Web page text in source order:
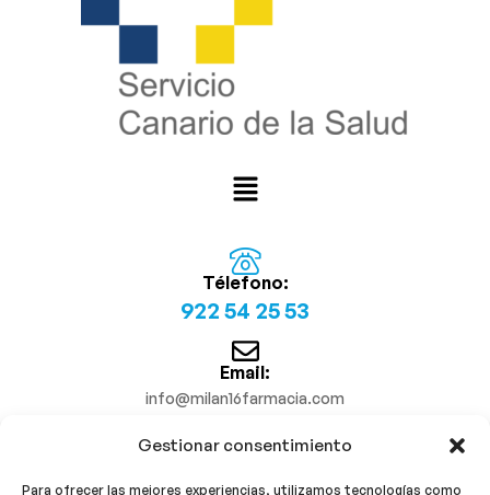
Gestionar consentimiento
Para ofrecer las mejores experiencias, utilizamos tecnologías como
Télefono:
922 54 25 53
Email:
info@milan16farmacia.com
¡Síguenos!